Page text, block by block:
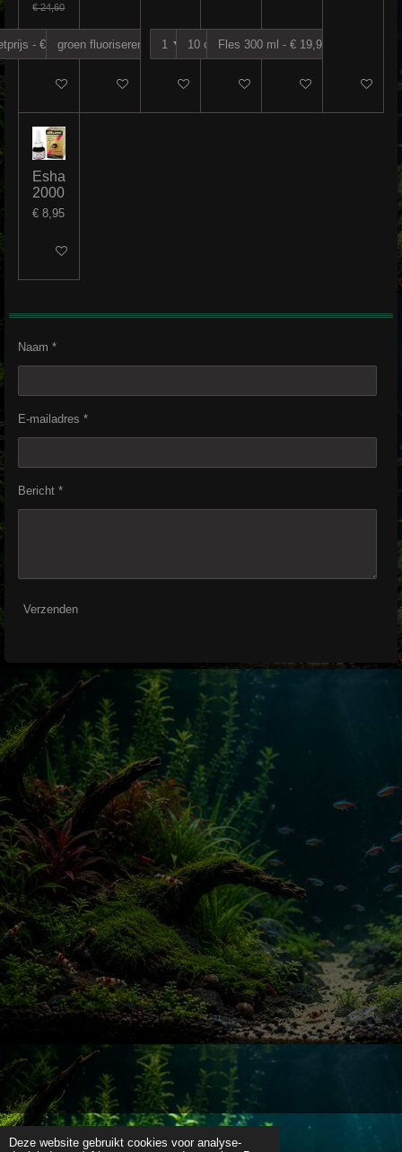
Deze website gebruikt cookies voor analyse-
€ 24,60
In winkelwagenIn winkelwagenIn winkelwagenIn winkelwagenIn winkelwagenIn
Esha
2000
€ 8,95
In winkelwagen
Naam *
E-mailadres *
Bericht *
Verzenden